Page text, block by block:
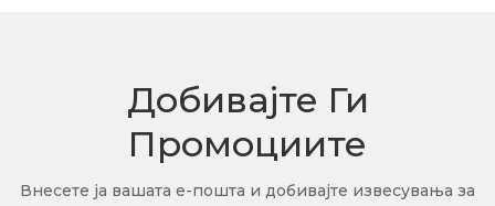
Добивајте Ги
Промоциите
Внесете ја вашата е-пошта и добивајте извесувања за